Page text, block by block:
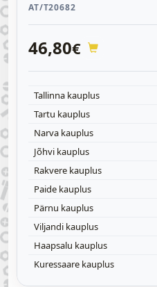
AT/T20682
46,80€
Tallinna kauplus
Tartu kauplus
Narva kauplus
Jõhvi kauplus
Rakvere kauplus
Paide kauplus
Pärnu kauplus
Viljandi kauplus
Haapsalu kauplus
Kuressaare kauplus